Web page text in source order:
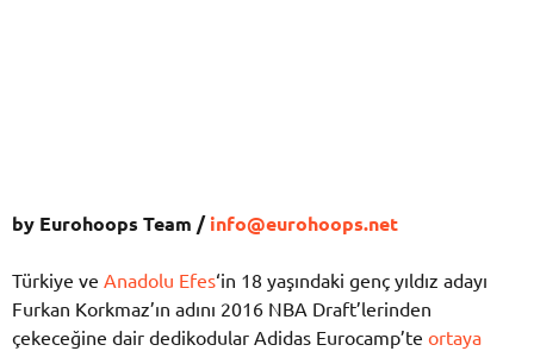
by Eurohoops Team /info@eurohoops.net
Türkiye ve Anadolu Efes‘in 18 yaşındaki genç yıldız adayı
Furkan Korkmaz’ın adını 2016 NBA Draft’lerinden
çekeceğine dair dedikodular Adidas Eurocamp’te ortaya